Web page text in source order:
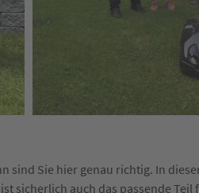
sind Sie hier genau richtig. In
sicherlich auch das passende Teil